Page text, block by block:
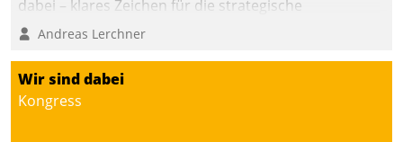
dabei – klares Zeichen für die strategische
Fokussierung auf den Kunden.
Andreas Lerchner
Wir sind dabei
Kongress